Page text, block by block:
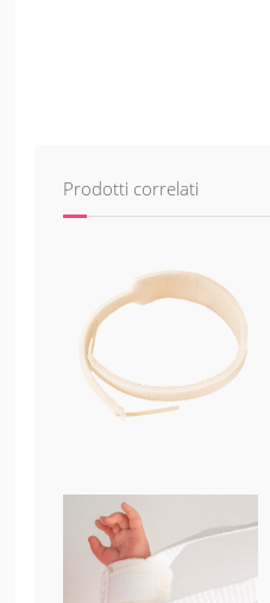
Prodotti correlati